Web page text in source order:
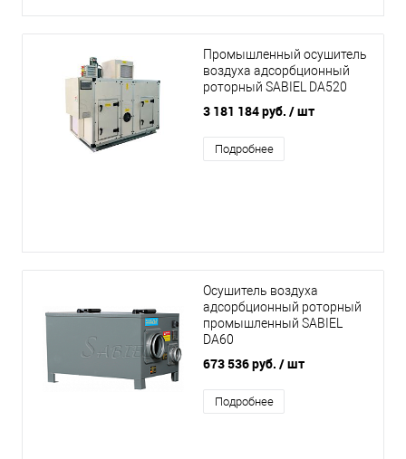
Промышленный осушитель
воздуха адсорбционный
роторный SABIEL DA520
3 181 184 руб. / шт
Подробнее
Осушитель воздуха
адсорбционный роторный
промышленный SABIEL
DA60
673 536 руб. / шт
Подробнее